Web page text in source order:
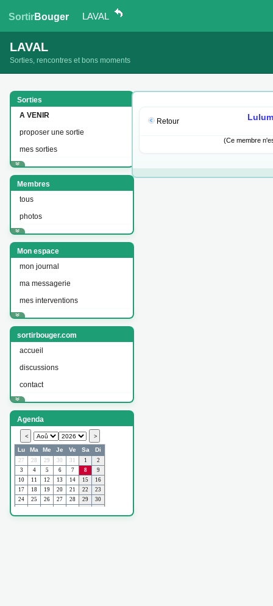
SortirBouger LAVAL
LAVAL
Sorties, rencontres et bons moments
Sorties
A VENIR
proposer une sortie
mes sorties
Membres
tous
photos
Mon espace
mon journal
ma messagerie
mes interventions
sortirbouger.com
accueil
discussions
contact
Agenda
Retour
(Ce membre